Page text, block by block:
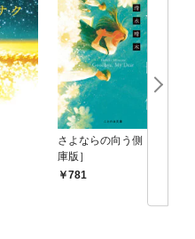
さよならの向う側 ［文
庫版］
￥781